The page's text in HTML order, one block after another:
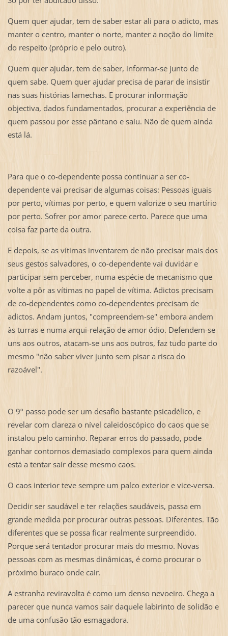
Quem quer ajudar, tem de saber estar ali para o adicto, mas
manter o centro, manter o norte, manter a noção do limite
do respeito (próprio e pelo outro).
Quem quer ajudar, tem de saber, informar-se junto de
quem sabe. Quem quer ajudar precisa de parar de insistir
nas suas histórias lamechas. E procurar informação
objectiva, dados fundamentados, procurar a experiência de
quem passou por esse pântano e saíu. Não de quem ainda
está lá.
Para que o co-dependente possa continuar a ser co-
dependente vai precisar de algumas coisas: Pessoas iguais
por perto, vítimas por perto, e quem valorize o seu martírio
por perto. Sofrer por amor parece certo. Parece que uma
coisa faz parte da outra.
E depois, se as vítimas inventarem de não precisar mais dos
seus gestos salvadores, o co-dependente vai duvidar e
participar sem perceber, numa espécie de mecanismo que
volte a pôr as vítimas no papel de vítima. Adictos precisam
de co-dependentes como co-dependentes precisam de
adictos. Andam juntos, "compreendem-se" embora andem
às turras e numa arqui-relação de amor ódio. Defendem-se
uns aos outros, atacam-se uns aos outros, faz tudo parte do
mesmo "não saber viver junto sem pisar a risca do
razoável".
O 9º passo pode ser um desafio bastante psicadélico, e
revelar com clareza o nível caleidoscópico do caos que se
instalou pelo caminho. Reparar erros do passado, pode
ganhar contornos demasiado complexos para quem ainda
está a tentar saír desse mesmo caos.
O caos interior teve sempre um palco exterior e vice-versa.
Decidir ser saudável e ter relações saudáveis, passa em
grande medida por procurar outras pessoas. Diferentes. Tão
diferentes que se possa ficar realmente surpreendido.
Porque será tentador procurar mais do mesmo. Novas
pessoas com as mesmas dinâmicas, é como procurar o
próximo buraco onde cair.
A estranha reviravolta é como um denso nevoeiro. Chega a
parecer que nunca vamos sair daquele labirinto de solidão e
de uma confusão tão esmagadora.